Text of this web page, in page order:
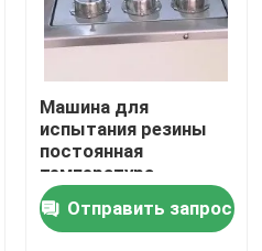
машина
машина
машина
Машина для
испытания резины
постоянная
температура
резистора резины
нефтяной резервуар
со стандартной ISO-
Отправить запрос